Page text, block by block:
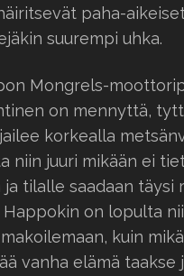
paha-
suurempi uhka.
Mongrels-
on mennyttä,
korkealla
niin juuri mikään ei
tilalle saadaan täysi
on lopulta
kuin
vanha elämä taakse